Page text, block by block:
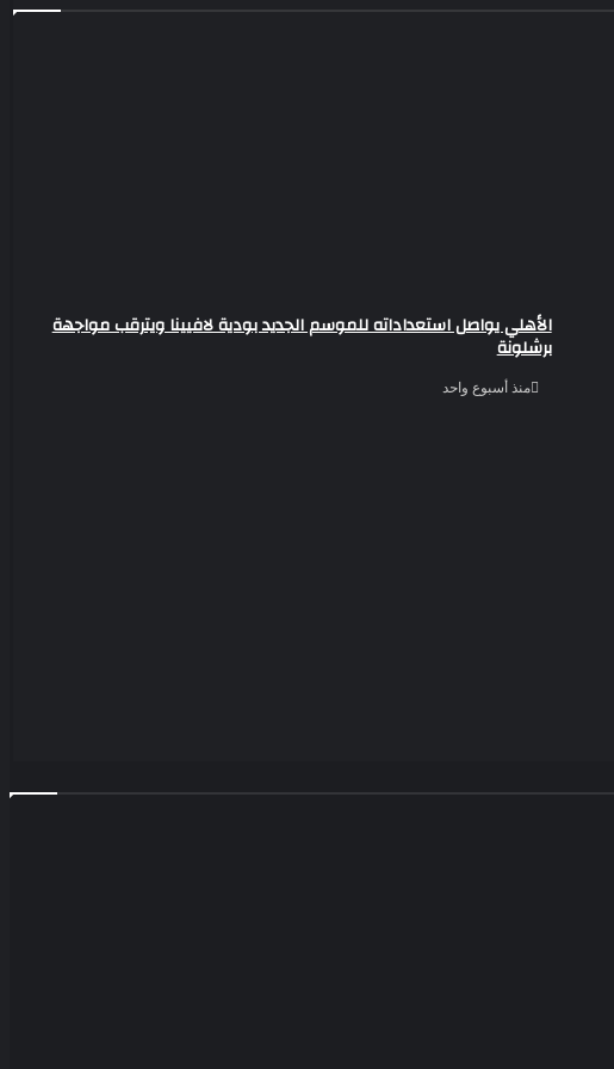
الأهلي يواصل استعداداته للموسم الجديد بودية لافيينا ويترقب مواجهة
برشلونة
منذ أسبوع واحد